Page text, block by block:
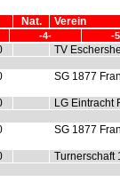
Nat. Verein
-4- -
TV
SG 1877
LG Eintracht
SG 1877
Turnerschaft